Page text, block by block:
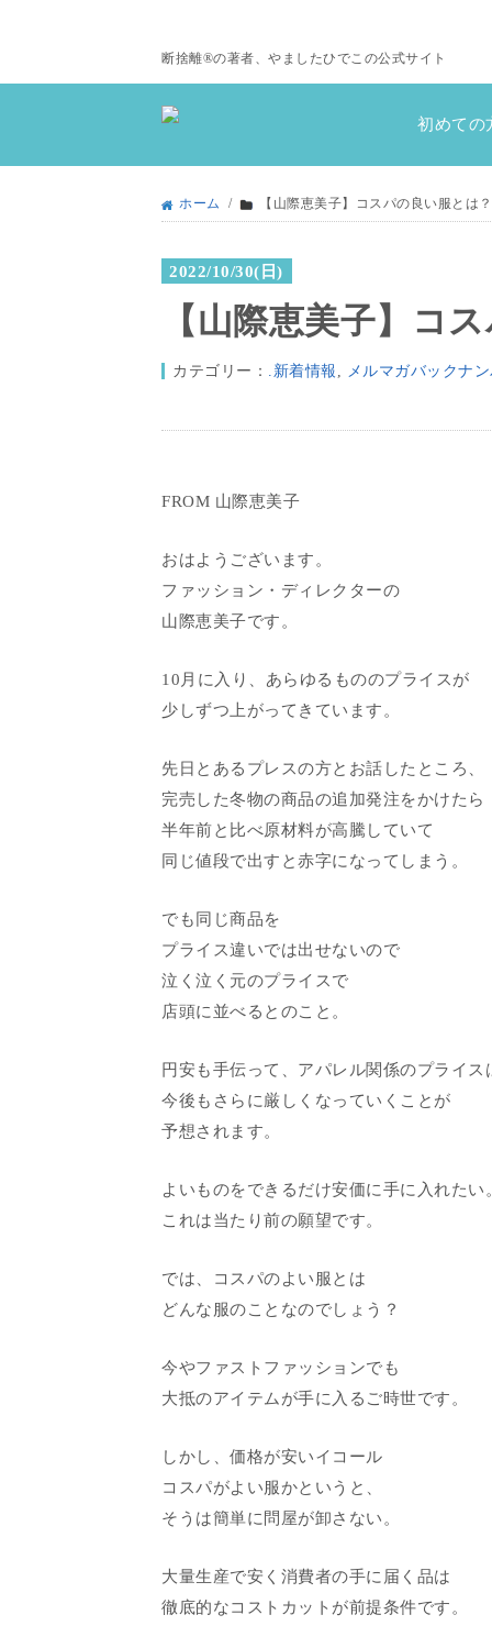
断捨離®の著者、やましたひでこの公式サイト
初めての
ホーム / 【山際恵美子】コスパの良い服とは？
2022/10/30(日)
【山際恵美子】コ
カテゴリー： .新着情報 , メルマガバックナ
FROM 山際恵美子
おはようございます。
ファッション・ディレクターの
山際恵美子です。
10月に入り、あらゆるもののプライスが
少しずつ上がってきています。
先日とあるプレスの方とお話したところ、
完売した冬物の商品の追加発注をかけたら
半年前と比べ原材料が高騰していて
同じ値段で出すと赤字になってしまう。
でも同じ商品を
プライス違いでは出せないので
泣く泣く元のプライスで
店頭に並べるとのこと。
円安も手伝って、アパレル関係のプライス
今後もさらに厳しくなっていくことが
予想されます。
よいものをできるだけ安価に手に入れたい
これは当たり前の願望です。
では、コスパのよい服とは
どんな服のことなのでしょう？
今やファストファッションでも
大抵のアイテムが手に入るご時世です。
しかし、価格が安いイコール
コスパがよい服かというと、
そうは簡単に問屋が卸さない。
大量生産で安く消費者の手に届く品は
徹底的なコストカットが前提条件です。